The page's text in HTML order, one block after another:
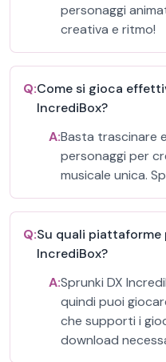
personaggi
creativa e ritmo!
Q:Come si gioca
IncrediBox?
A:Basta trascinare
personaggi per
musicale unica.
Q:Su quali piattaforme
IncrediBox?
A:Sprunki DX
quindi puoi
che supporti i
download